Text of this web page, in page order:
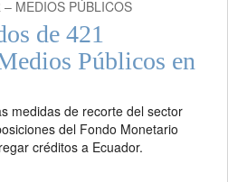
MEDIOS PÚBLICOS
de 421
Públicos en
medidas de recorte del sector
del Fondo Monetario
créditos a Ecuador.